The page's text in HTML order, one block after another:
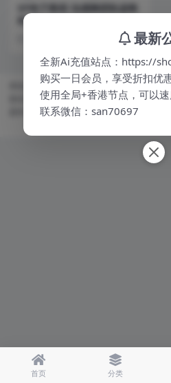
XP粒子教程 动感舞蹈轨迹教
程（Dynamic Dancing Trail
s）【Dynamic Dancing Tra
ils - Cinema 4D, X-Particles
& Octane Tutorial】
0
本站资源均来自公开网络收集，若侵犯了您
容仅供个人学习研究使用，不得用于任何商
原作者及其公司所有，如果您喜欢，请购买
首页 分类
最新
全新Ai充值站点：https://
购买一日会员，享受折扣优
使用全局+香港节点，可以
联系微信：san70697